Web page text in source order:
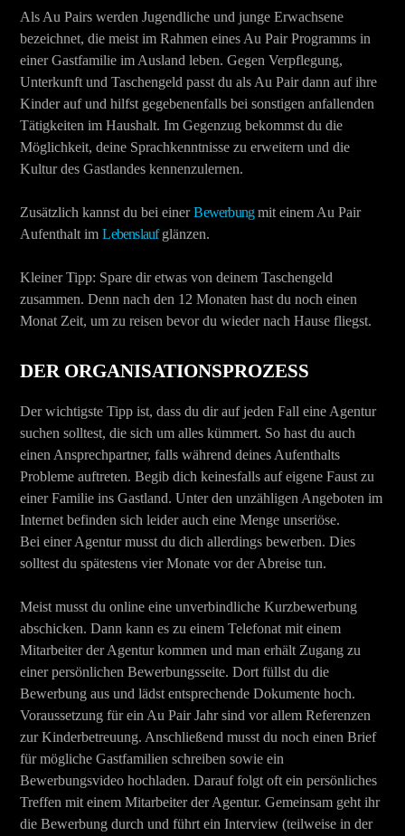
Als Au Pairs werden Jugendliche und junge Erwachsene
bezeichnet, die meist im Rahmen eines Au Pair Programms in
einer Gastfamilie im Ausland leben. Gegen Verpflegung,
Unterkunft und Taschengeld passt du als Au Pair dann auf ihre
Kinder auf und hilfst gegebenenfalls bei sonstigen anfallenden
Tätigkeiten im Haushalt. Im Gegenzug bekommst du die
Möglichkeit, deine Sprachkenntnisse zu erweitern und die
Kultur des Gastlandes kennenzulernen.
Zusätzlich kannst du bei einerBewerbungmit einem Au Pair
Aufenthalt imLebenslaufglänzen.
Kleiner Tipp: Spare dir etwas von deinem Taschengeld
zusammen. Denn nach den 12 Monaten hast du noch einen
Monat Zeit, um zu reisen bevor du wieder nach Hause fliegst.
DER ORGANISATIONSPROZESS
Der wichtigste Tipp ist, dass du dir auf jeden Fall eine Agentur
suchen solltest, die sich um alles kümmert. So hast du auch
einen Ansprechpartner, falls während deines Aufenthalts
Probleme auftreten. Begib dich keinesfalls auf eigene Faust zu
einer Familie ins Gastland. Unter den unzähligen Angeboten im
Internet befinden sich leider auch eine Menge unseriöse.
Bei einer Agentur musst du dich allerdings bewerben. Dies
solltest du spätestens vier Monate vor der Abreise tun.
Meist musst du online eine unverbindliche Kurzbewerbung
abschicken. Dann kann es zu einem Telefonat mit einem
Mitarbeiter der Agentur kommen und man erhält Zugang zu
einer persönlichen Bewerbungsseite. Dort füllst du die
Bewerbung aus und lädst entsprechende Dokumente hoch.
Voraussetzung für ein Au Pair Jahr sind vor allem Referenzen
zur Kinderbetreuung. Anschließend musst du noch einen Brief
für mögliche Gastfamilien schreiben sowie ein
Bewerbungsvideo hochladen. Darauf folgt oft ein persönliches
Treffen mit einem Mitarbeiter der Agentur. Gemeinsam geht ihr
die Bewerbung durch und führt ein Interview (teilweise in der